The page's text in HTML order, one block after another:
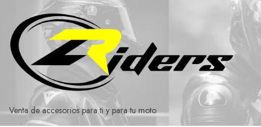
contenido
Venta de accesorios para ti y para tu moto